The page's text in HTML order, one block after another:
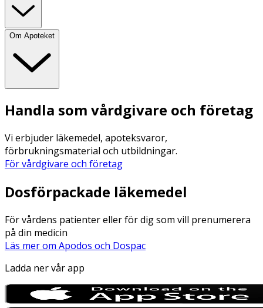
Om Apoteket
Handla som vårdgivare och företag
Vi erbjuder läkemedel, apoteksvaror,
förbrukningsmaterial och utbildningar.
För vårdgivare och företag
Dosförpackade läkemedel
För vårdens patienter eller för dig som vill prenumerera
på din medicin
Läs mer om Apodos och Dospac
Ladda ner vår app